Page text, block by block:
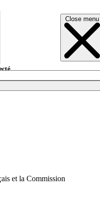
Close menu
et la Commission